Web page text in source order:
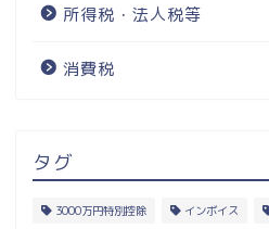
所得税・法人税等
消費税
タグ
3000万円特別控除 インボイス